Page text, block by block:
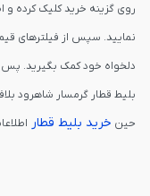
روی گزینه خرید کلیک کرده
نمایید. سپس از فیلترهای
دلخواه خود کمک بگیرید. پس
بلیط قطار گرمسار شاهرود
حین خرید بلیط قطار